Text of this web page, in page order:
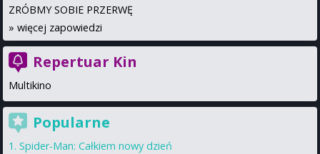
ZRÓBMY SOBIE PRZERWĘ
» więcej zapowiedzi
Repertuar Kin
Multikino
Popularne
Spider-Man: Całkiem nowy dzień